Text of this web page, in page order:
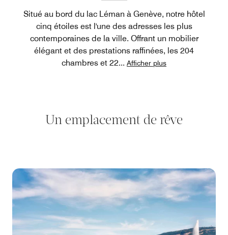
Situé au bord du lac Léman à Genève, notre hôtel
cinq étoiles est l'une des adresses les plus
contemporaines de la ville. Offrant un mobilier
élégant et des prestations raffinées, les 204
chambres et 22... Afficher plus
Un emplacement de rêve